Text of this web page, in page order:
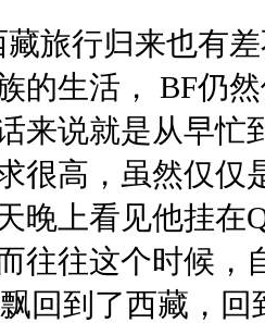
藏旅行归来也有
的生活， BF仍
来说就是从早忙
很高，虽然仅仅
晚上看见他挂在
往往这个时候，
回到了西藏，